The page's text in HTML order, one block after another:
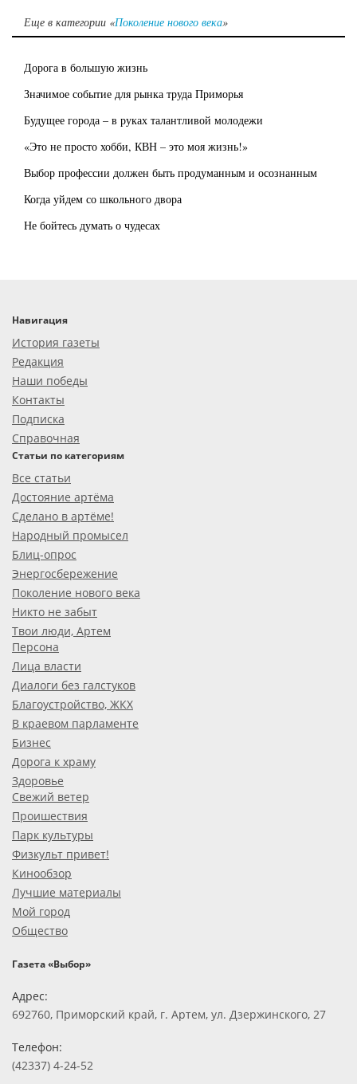
Еще в категории «Поколение нового века»
Дорога в большую жизнь
Значимое событие для рынка труда Приморья
Будущее города – в руках талантливой молодежи
«Это не просто хобби, КВН – это моя жизнь!»
Выбор профессии должен быть продуманным и осознанным
Когда уйдем со школьного двора
Не бойтесь думать о чудесах
Навигация
История газеты
Редакция
Наши победы
Контакты
Подписка
Справочная
Статьи по категориям
Все статьи
Достояние артёма
Сделано в артёме!
Народный промысел
Блиц-опрос
Энергосбережение
Поколение нового века
Никто не забыт
Твои люди, Артем
Персона
Лица власти
Диалоги без галстуков
Благоустройство, ЖКХ
В краевом парламенте
Бизнес
Дорога к храму
Здоровье
Свежий ветер
Проишествия
Парк культуры
Физкульт привет!
Кинообзор
Лучшие материалы
Мой город
Общество
Газета «Выбор»
Адрес:
692760, Приморский край, г. Артем, ул. Дзержинского, 27
Телефон:
(42337) 4-24-52